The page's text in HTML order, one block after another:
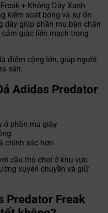
+ Không Dây Xanh
kiểm soát bóng và sự ổn
dây giúp phần mu bàn chân
giác liền mạch trong
điểm cộng lớn, giúp người
sân.
Adidas Predator
ở phần mu giày
chính xác hơn
cầu thủ chơi ở khu vực
xuyên chuyền và giữ
Predator Freak